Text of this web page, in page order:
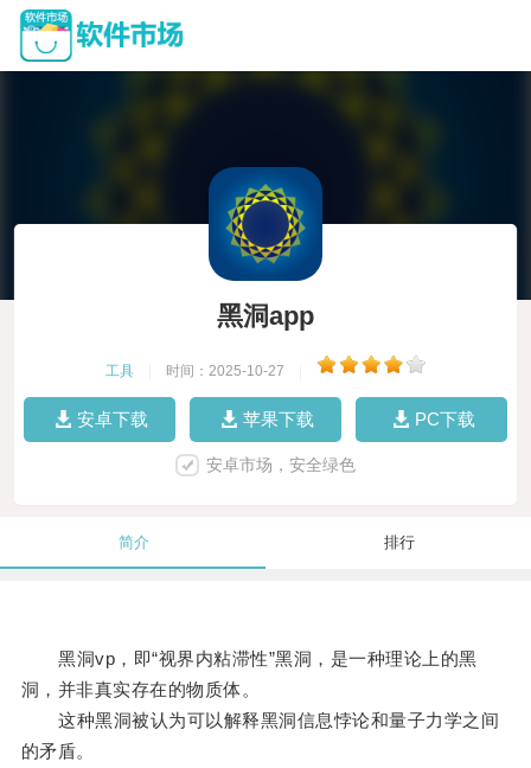
黑洞app
工具 时间：2025-10-27
安卓下载 苹果下载 PC下载
安卓市场，安全绿色
简介 排行
黑洞vp，即“视界内粘滞性”黑洞，是一种理论上的黑
洞，并非真实存在的物质体。
这种黑洞被认为可以解释黑洞信息悖论和量子力学之间
的矛盾。